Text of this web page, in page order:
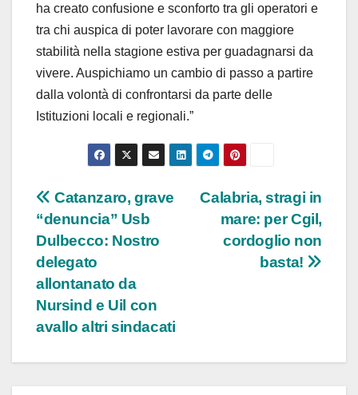
ha creato confusione e sconforto tra gli operatori e
tra chi auspica di poter lavorare con maggiore
stabilità nella stagione estiva per guadagnarsi da
vivere. Auspichiamo un cambio di passo a partire
dalla volontà di confrontarsi da parte delle
Istituzioni locali e regionali.”
Navigazione
articoli
Calabria, stragi in
mare: per Cgil,
cordoglio non
basta!
Catanzaro, grave
“denuncia” Usb
Dulbecco: Nostro
delegato
allontanato da
Nursind e Uil con
avallo altri sindacati